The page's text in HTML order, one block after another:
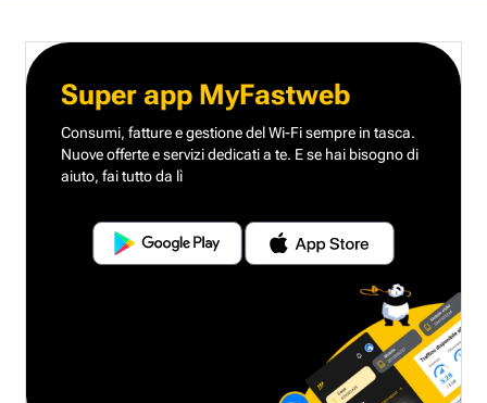
Super app MyFastweb
Consumi, fatture e gestione del Wi-Fi sempre in tasca.
Nuove offerte e servizi dedicati a te. E se hai bisogno di
aiuto, fai tutto da lì